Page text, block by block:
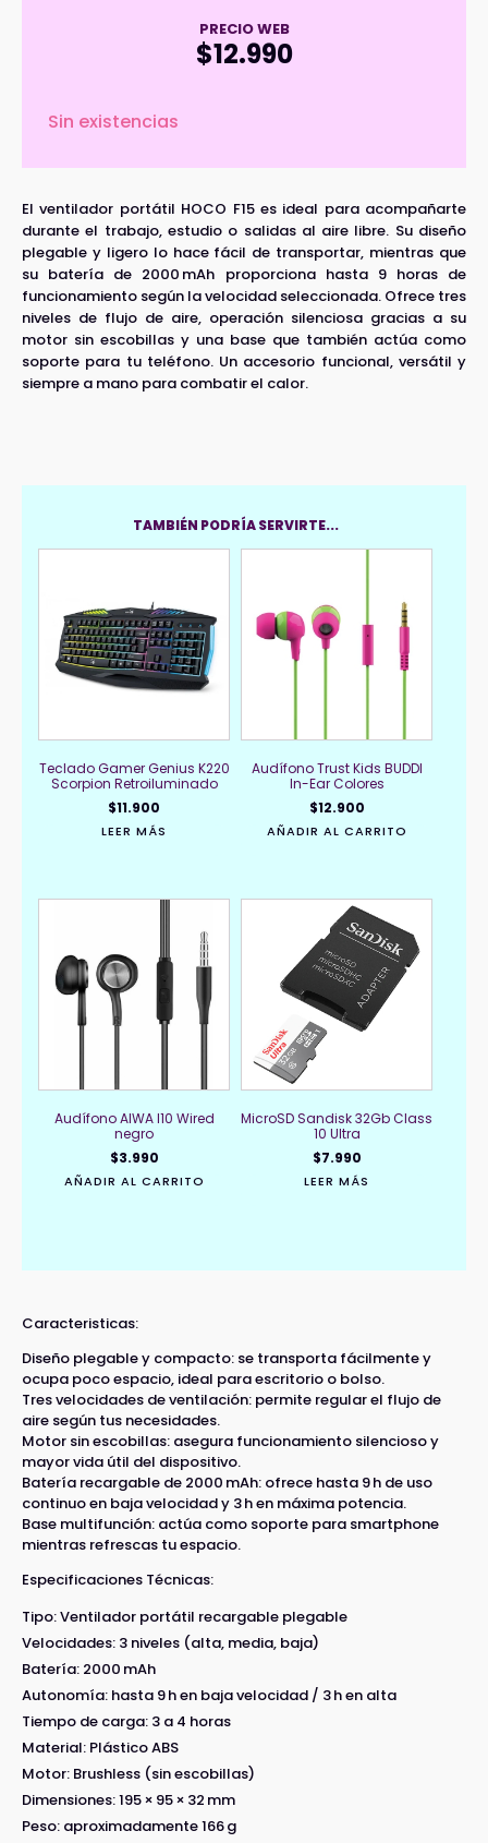
PRECIO WEB
$12.990
Sin existencias
El ventilador portátil HOCO F15 es ideal para acompañarte
durante el trabajo, estudio o salidas al aire libre. Su diseño
plegable y ligero lo hace fácil de transportar, mientras que
su batería de 2000 mAh proporciona hasta 9 horas de
funcionamiento según la velocidad seleccionada. Ofrece tres
niveles de flujo de aire, operación silenciosa gracias a su
motor sin escobillas y una base que también actúa como
soporte para tu teléfono. Un accesorio funcional, versátil y
siempre a mano para combatir el calor.
TAMBIÉN PODRÍA SERVIRTE...
Teclado Gamer Genius K220
Scorpion Retroiluminado
$11.900
LEER MÁS
Audífono Trust Kids BUDDI
In-Ear Colores
$12.900
AÑADIR AL CARRITO
Audífono AIWA I10 Wired
negro
$3.990
AÑADIR AL CARRITO
MicroSD Sandisk 32Gb Class
10 Ultra
$7.990
LEER MÁS
Caracteristicas:
Diseño plegable y compacto: se transporta fácilmente y
ocupa poco espacio, ideal para escritorio o bolso.
Tres velocidades de ventilación: permite regular el flujo de
aire según tus necesidades.
Motor sin escobillas: asegura funcionamiento silencioso y
mayor vida útil del dispositivo.
Batería recargable de 2000 mAh: ofrece hasta 9 h de uso
continuo en baja velocidad y 3 h en máxima potencia.
Base multifunción: actúa como soporte para smartphone
mientras refrescas tu espacio.
Especificaciones Técnicas:
Tipo: Ventilador portátil recargable plegable
Velocidades: 3 niveles (alta, media, baja)
Batería: 2000 mAh
Autonomía: hasta 9 h en baja velocidad / 3 h en alta
Tiempo de carga: 3 a 4 horas
Material: Plástico ABS
Motor: Brushless (sin escobillas)
Dimensiones: 195 × 95 × 32 mm
Peso: aproximadamente 166 g